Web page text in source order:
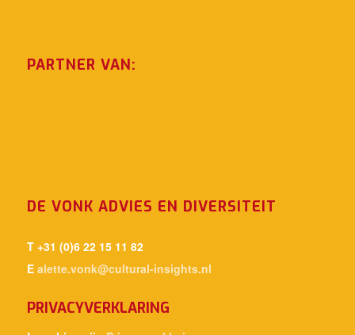
PARTNER VAN:
DE VONK ADVIES EN DIVERSITEIT
T +31 (0)6 22 15 11 82
E alette.vonk@cultural-insights.nl
PRIVACYVERKLARING